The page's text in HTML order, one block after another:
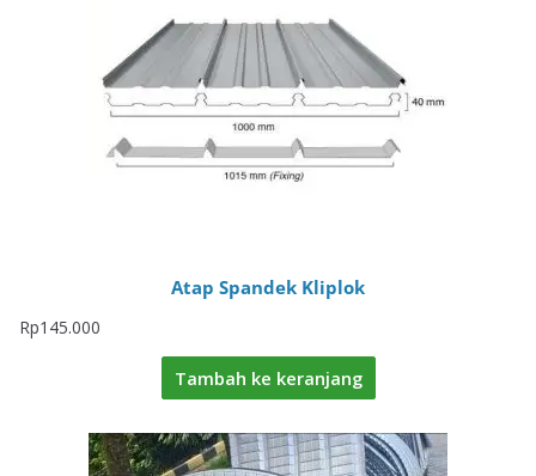
Atap Spandek Kliplok
Rp145.000
Tambah ke keranjang